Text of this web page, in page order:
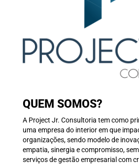
QUEM SOMOS?
A Project Jr. Consultoria tem como
uma empresa do interior em que
organizações, sendo modelo de
empatia, sinergia e compromisso,
serviços de gestão empresarial com